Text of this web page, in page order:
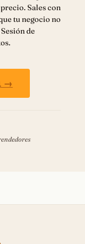
Sales con
tu negocio no
de
→